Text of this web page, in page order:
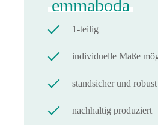
emmaboda
1-teilig
individuelle Maße
standsicher und robust
nachhaltig produziert